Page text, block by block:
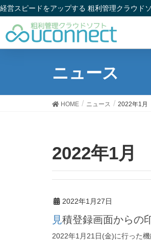
経営スピードをアップする 粗利管理クラウド
ニュース
HOME ニュース 2022年1月
2022年1月
2022年1月27日
見積登録画面から
2022年1月21日(金)に行った